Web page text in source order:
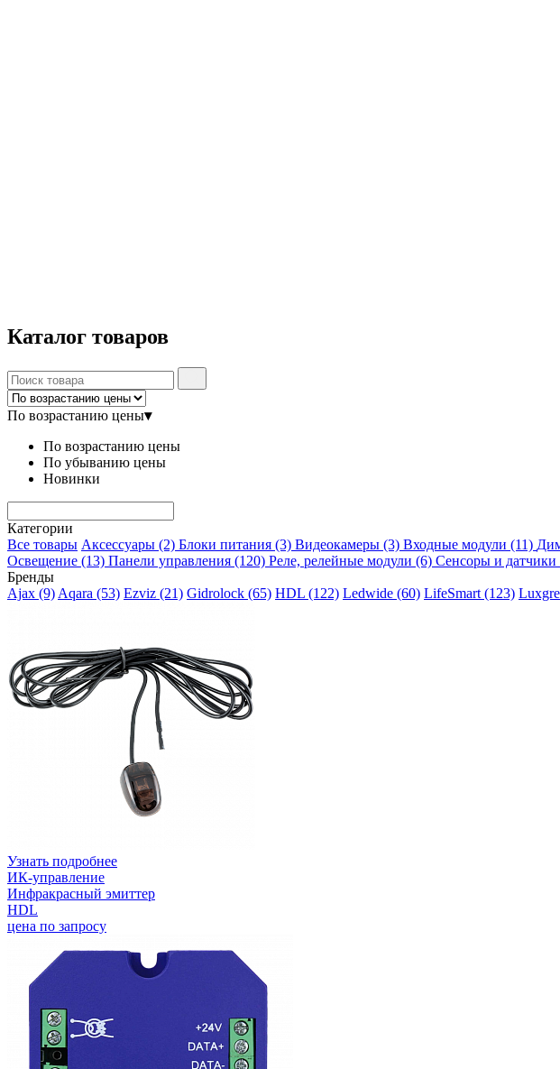
Каталог товаров
По возрастанию цены▾
По возрастанию цены
По убыванию цены
Новинки
Категории
Все товары Аксессуары (2) Блоки питания (3) Видеокамеры (3) Входные модули (11)
Освещение (13) Панели управления (120) Реле, релейные модули (6) Сенсоры и датчики
Бренды
Ajax (9) Aqara (53) Ezviz (21) Gidrolock (65) HDL (122) Ledwide (60) LifeSmart (123)
Узнать подробнее
ИК-управление
Инфракрасный эмиттер
HDL
цена по запросу